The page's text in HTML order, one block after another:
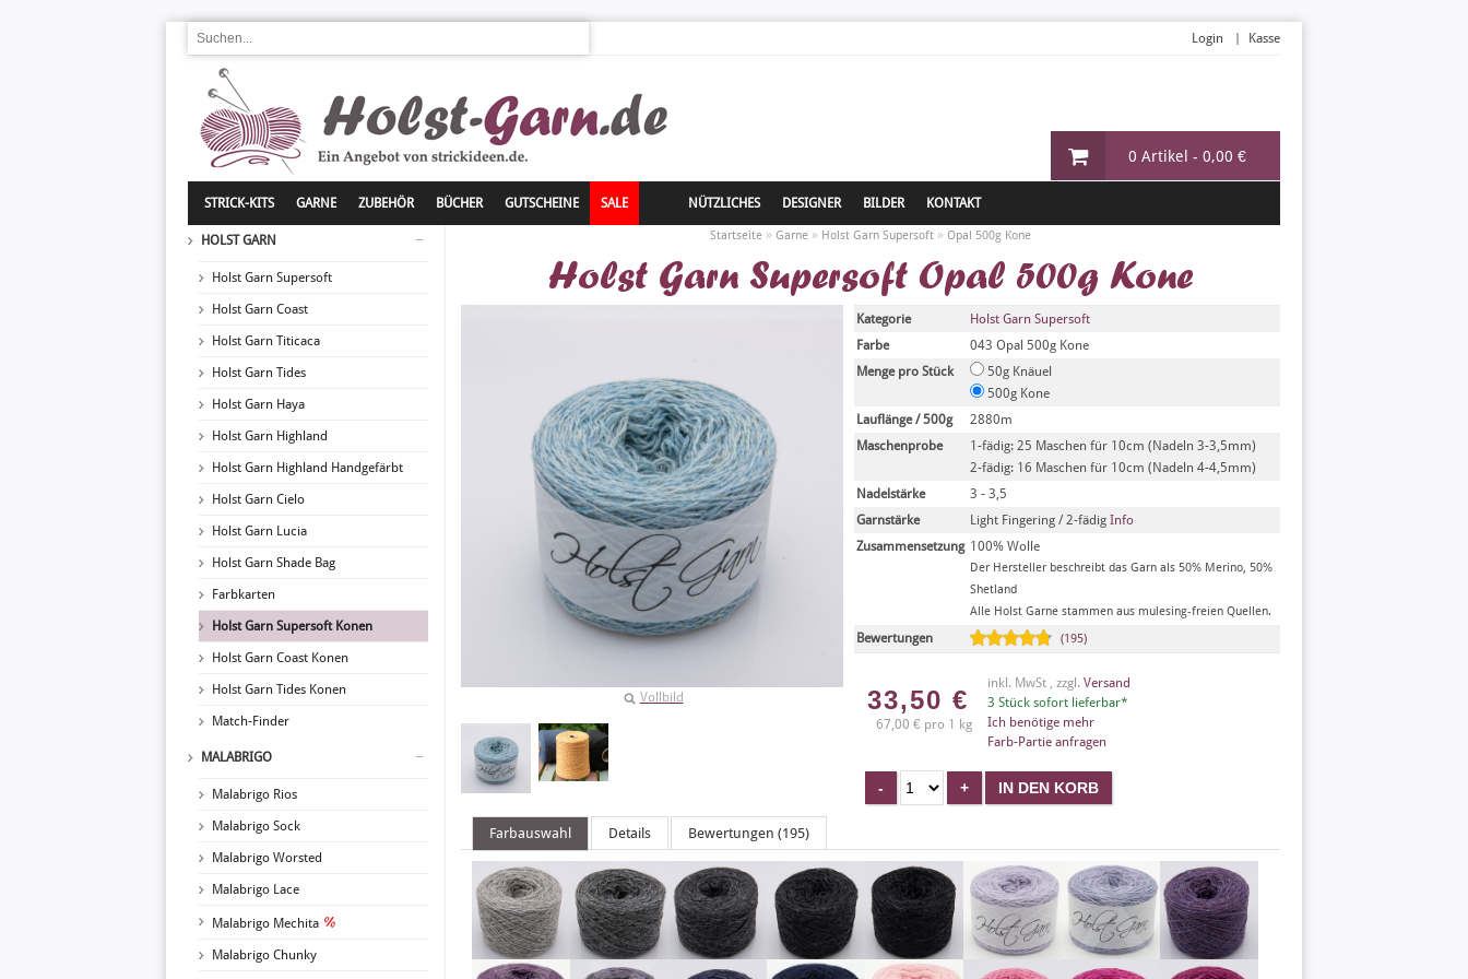
0 Artikel - 0,00 €
Login Kasse
STRICK-KITS GARNE ZUBEHÖR BÜCHER GUTSCHEINE SALE NÜTZLICHES DESIGNER BILDER KONTAKT
HOLST GARN
Holst Garn Supersoft
Holst Garn Coast
Holst Garn Titicaca
Holst Garn Tides
Holst Garn Haya
Holst Garn Highland
Holst Garn Highland Handgefärbt
Holst Garn Cielo
Holst Garn Lucia
Holst Garn Shade Bag
Farbkarten
Holst Garn Supersoft Konen
Holst Garn Coast Konen
Holst Garn Tides Konen
Match-Finder
MALABRIGO
Malabrigo Rios
Malabrigo Sock
Malabrigo Worsted
Malabrigo Lace
Malabrigo Mechita
Malabrigo Chunky
Startseite » Garne » Holst Garn Supersoft » Opal 500g Kone
Holst Garn Supersoft Opal 500g Kone
Vollbild
Kategorie
Holst Garn Supersoft
Farbe
043 Opal 500g Kone
Menge pro Stück
50g Knäuel
500g Kone
Lauflänge / 500g
2880m
Maschenprobe
1-fädig: 25 Maschen für 10cm (Nadeln 3-3,5mm)
2-fädig: 16 Maschen für 10cm (Nadeln 4-4,5mm)
Nadelstärke
3 - 3,5
Garnstärke
Light Fingering / 2-fädig Info
Zusammensetzung 100% Wolle
Der Hersteller beschreibt das Garn als 50% Merino, 50%
Shetland
Alle Holst Garne stammen aus mulesing-freien Quellen.
Bewertungen (195)
33,50 €
67,00 € pro 1 kg
inkl. MwSt , zzgl. Versand
3 Stück sofort lieferbar*
Ich benötige mehr
Farb-Partie anfragen
Farbauswahl Details Bewertungen (195)
X